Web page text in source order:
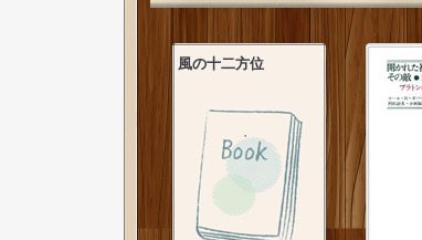
風の十二方位